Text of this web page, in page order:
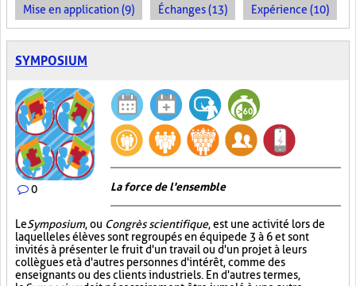
Mise en application (9) Échanges (13) Expérience (10)
SYMPOSIUM
0 La force de l'ensemble
LeSymposium, ou Congrès scientifique, est une activité lors de
laquelle les élèves sont regroupés en équipe de 3 à 6 et sont
invités à présenter le fruit d'un travail ou d'un projet à leurs
collègues et à d'autres personnes d'intérêt, comme des
enseignants ou des clients industriels. En d'autres termes,